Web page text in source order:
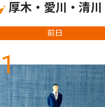
厚木・愛川・清
前日
1